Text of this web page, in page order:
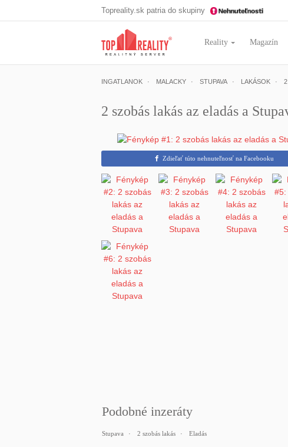
Topreality.sk patria do skupiny
Reality Magazín
INGATLANOK MALACKY STUPAVA LAKÁSOK
2 szobás lakás az eladás a
Zdieľať túto nehnuteľnosť na Facebooku
Podobné inzeráty
Stupava 2 szobás lakás Eladás